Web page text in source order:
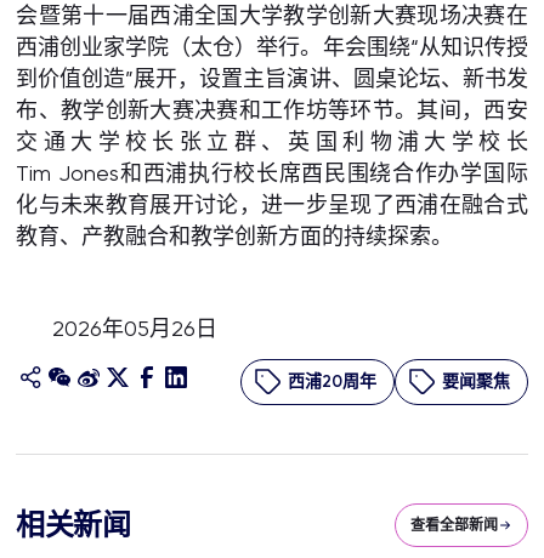
会暨第十一届西浦全国大学教学创新大赛现场决赛在
西浦创业家学院（太仓）举行。年会围绕“从知识传授
到价值创造”展开，设置主旨演讲、圆桌论坛、新书发
布、教学创新大赛决赛和工作坊等环节。其间，西安
交通大学校长张立群、英国利物浦大学校长
Tim Jones和西浦执行校长席酉民围绕合作办学国际
化与未来教育展开讨论，进一步呈现了西浦在融合式
教育、产教融合和教学创新方面的持续探索。
2026年05月26日
西浦20周年 要闻聚焦
相关新闻 查看全部新闻